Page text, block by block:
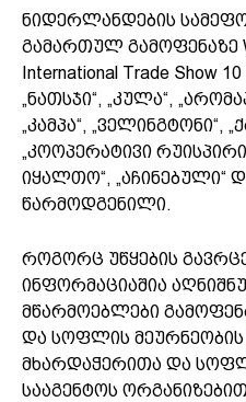
ნიდერლანდების
გამართულ გამოფენაზე
International Trade Show
„ნათსჯი“, „კულა“,
„კამპა“, „ველინგტონი“,
„კოოპერატივი
იყალთო“, „აჩინებული“
წარმოდგენილი.
როგორც უწყების
ინფორმაციაშია
მწარმოებლები
და სოფლის მეურნეობის
მხარდაჭერითა და
სააგენტოს